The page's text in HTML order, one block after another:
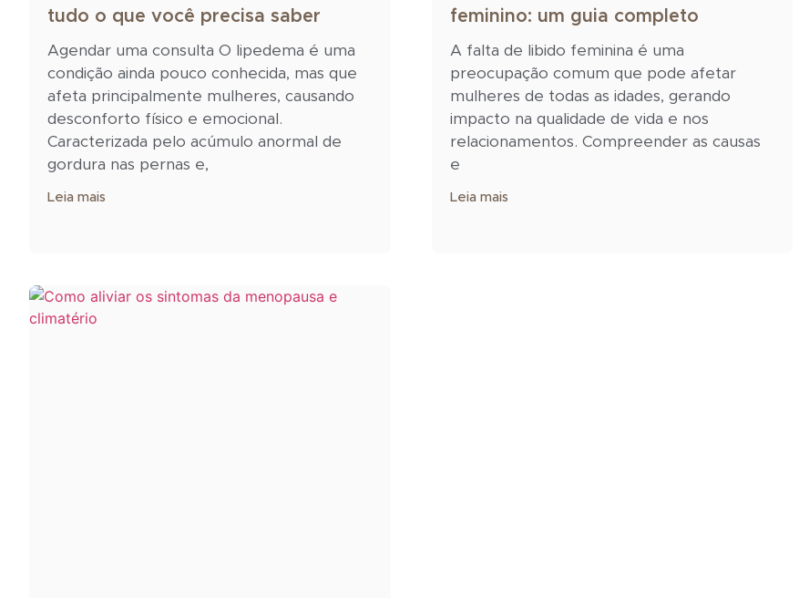
tudo o que você precisa saber
Agendar uma consulta O lipedema é uma
condição ainda pouco conhecida, mas que
afeta principalmente mulheres, causando
desconforto físico e emocional.
Caracterizada pelo acúmulo anormal de
gordura nas pernas e,
Leia mais
feminino: um guia completo
A falta de libido feminina é uma
preocupação comum que pode afetar
mulheres de todas as idades, gerando
impacto na qualidade de vida e nos
relacionamentos. Compreender as causas
e
Leia mais